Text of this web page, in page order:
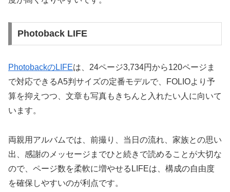
Photoback LIFE
PhotobackのLIFEは、24ページ3,734円から120ページま
で対応できるA5判サイズの定番モデルで、FOLIOより予
算を抑えつつ、文章も写真もきちんと入れたい人に向いて
います。
両親用アルバムでは、前撮り、当日の流れ、家族との思い
出、感謝のメッセージまでひと続きで読めることが大切な
ので、ページ数を柔軟に増やせるLIFEは、構成の自由度
を確保しやすいのが利点です。